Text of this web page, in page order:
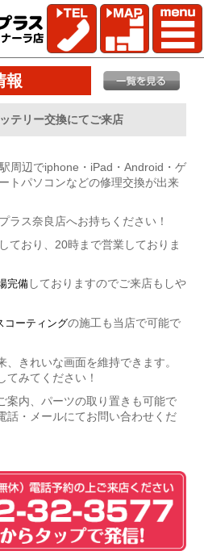
報
テリー交換にてご来店
周辺でiphone・iPad・Android・ゲ
トパソコンなどの修理交換が出来
ラス奈良店へお持ちください！
ており、20時まで営業しておりま
完備しておりますのでご来店もしや
コーティングの施工も当店で可能で
きれいな画面を維持できます。
てみてください！
案内、パーツの取り置きも可能で
話・メールにてお問い合わせくだ